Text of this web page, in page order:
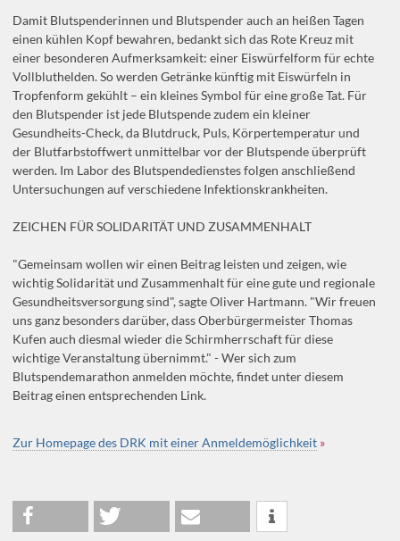
Damit Blutspenderinnen und Blutspender auch an heißen Tagen
einen kühlen Kopf bewahren, bedankt sich das Rote Kreuz mit
einer besonderen Aufmerksamkeit: einer Eiswürfelform für echte
Vollbluthelden. So werden Getränke künftig mit Eiswürfeln in
Tropfenform gekühlt – ein kleines Symbol für eine große Tat. Für
den Blutspender ist jede Blutspende zudem ein kleiner
Gesundheits-Check, da Blutdruck, Puls, Körpertemperatur und
der Blutfarbstoffwert unmittelbar vor der Blutspende überprüft
werden. Im Labor des Blutspendedienstes folgen anschließend
Untersuchungen auf verschiedene Infektionskrankheiten.
ZEICHEN FÜR SOLIDARITÄT UND ZUSAMMENHALT
"Gemeinsam wollen wir einen Beitrag leisten und zeigen, wie
wichtig Solidarität und Zusammenhalt für eine gute und regionale
Gesundheitsversorgung sind", sagte Oliver Hartmann. "Wir freuen
uns ganz besonders darüber, dass Oberbürgermeister Thomas
Kufen auch diesmal wieder die Schirmherrschaft für diese
wichtige Veranstaltung übernimmt." - Wer sich zum
Blutspendemarathon anmelden möchte, findet unter diesem
Beitrag einen entsprechenden Link.
Zur Homepage des DRK mit einer Anmeldemöglichkeit »